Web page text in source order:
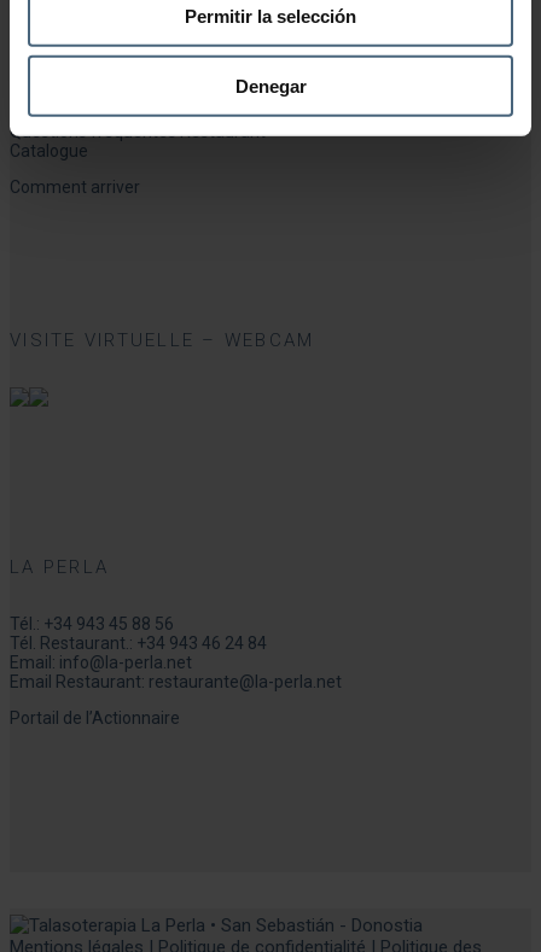
Permitir la selección
Denegar
INFORMATION PERTINENTE
Questions fréquentes Santé et Beauté
Questions fréquentes Gymnase
Questions fréquentes Restaurant
Catalogue
Comment arriver
VISITE VIRTUELLE – WEBCAM
LA PERLA
Tél.: +34 943 45 88 56
Tél. Restaurant.: +34 943 46 24 84
Email: info@la-perla.net
Email Restaurant: restaurante@la-perla.net
Portail de l’Actionnaire
Mentions légales | Politique de confidentialité | Politique des